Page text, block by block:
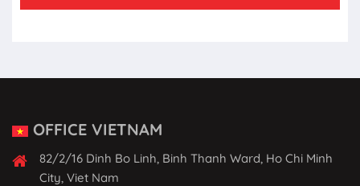
OFFICE VIETNAM
82/2/16 Dinh Bo Linh, Binh Thanh Ward, Ho Chi Minh
City, Viet Nam